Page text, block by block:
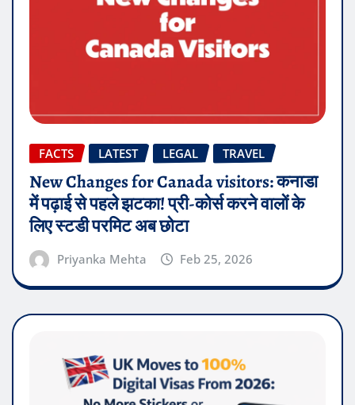
FACTS LATEST LEGAL TRAVEL
New Changes for Canada visitors: कनाडा
में पढ़ाई से पहले झटका! प्री-कोर्स करने वालों के
लिए स्टडी परमिट अब छोटा
Priyanka Mehta Feb 25, 2026